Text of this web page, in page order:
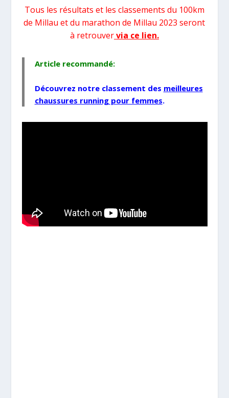
Tous les résultats et les classements du 100km
de Millau et du marathon de Millau 2023 seront
à retrouvervia ce lien.
Article recommandé:
Découvrez notre classement des meilleures
chaussures running pour femmes.